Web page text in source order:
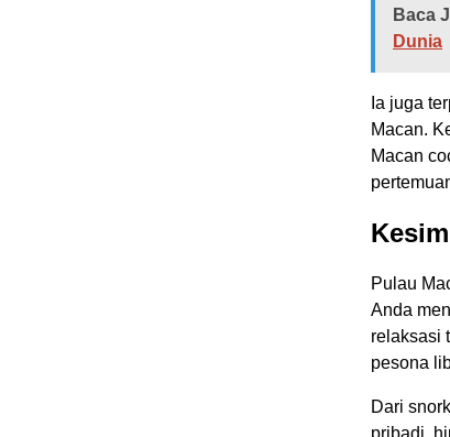
Baca
Dunia
Ia juga
Macan.
Macan
Pulau
Anda
relaksasi
pesona
Dari
pribadi,